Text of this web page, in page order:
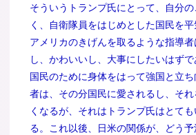
そういうトランプ氏にとって、自分
く、自衛隊員をはじめとした国民を平
アメリカのきげんを取るような指導
し、かわいいし、大事にしたいはずで
国民のために身体をはって強国と立
者は、その分国民に愛されるし、そ
くなるが、それはトランプ氏はとて
る。これ以後、日米の関係が、どう